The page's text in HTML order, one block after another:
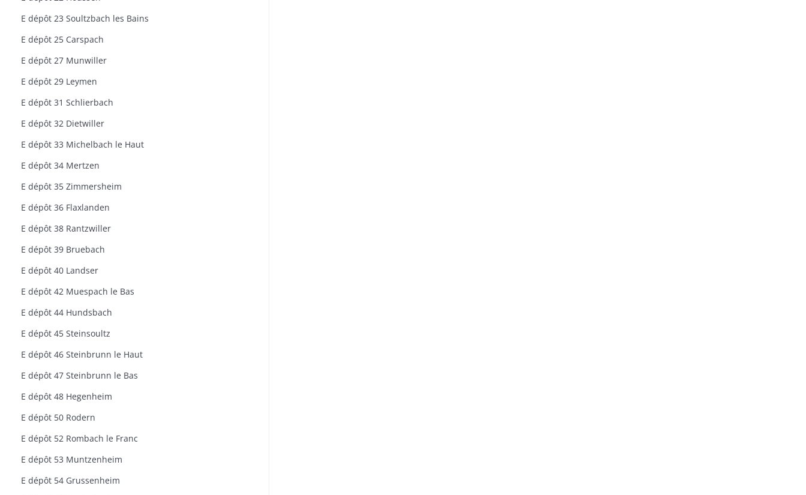
E dépôt 23 Soultzbach les Bains
E dépôt 25 Carspach
E dépôt 27 Munwiller
E dépôt 29 Leymen
E dépôt 31 Schlierbach
E dépôt 32 Dietwiller
E dépôt 33 Michelbach le Haut
E dépôt 34 Mertzen
E dépôt 35 Zimmersheim
E dépôt 36 Flaxlanden
E dépôt 38 Rantzwiller
E dépôt 39 Bruebach
E dépôt 40 Landser
E dépôt 42 Muespach le Bas
E dépôt 44 Hundsbach
E dépôt 45 Steinsoultz
E dépôt 46 Steinbrunn le Haut
E dépôt 47 Steinbrunn le Bas
E dépôt 48 Hegenheim
E dépôt 50 Rodern
E dépôt 52 Rombach le Franc
E dépôt 53 Muntzenheim
E dépôt 54 Grussenheim